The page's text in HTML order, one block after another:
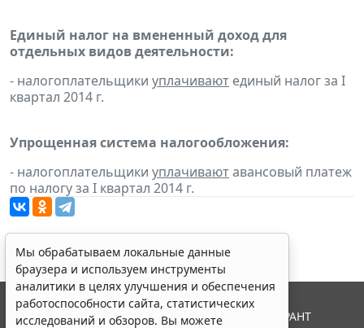
Единый налог на вмененный доход для
отдельных видов деятельности:
- налогоплательщики уплачивают единый налог за I
квартал 2014 г.
Упрощенная система налогообложения:
- налогоплательщики уплачиваютавансовый платеж
по налогу за I квартал 2014 г.
Мы обрабатываем локальные данные
браузера и используем инструменты
аналитики в целях улучшения и обеспечения
работоспособности сайта, статистических
исследований и обзоров. Вы можете
© ООО "НПП "ГАРАНТ-СЕРВИС", 2026. Система ГАРАНТ